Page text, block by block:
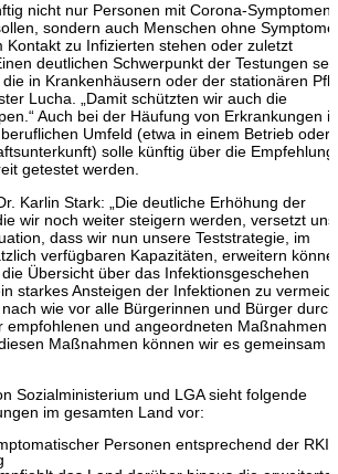
nicht nur Personen mit Corona-Symptomen
sondern auch Menschen ohne
Kontakt zu Infizierten stehen oder zuletzt
deutlichen Schwerpunkt der Testungen
in Krankenhäusern oder der stationären
Lucha. „Damit schützten wir auch die
Auch bei der Häufung von Erkrankungen
Umfeld (etwa in einem Betrieb oder
solle künftig über die
getestet werden.
Karlin Stark: „Die deutliche Erhöhung der
wir noch weiter steigern werden, versetzt
dass wir nun unsere Teststrategie, im
verfügbaren Kapazitäten, erweitern
Übersicht über das Infektionsgeschehen
starkes Ansteigen der Infektionen zu
wie vor alle Bürgerinnen und Bürger durch
empfohlenen und angeordneten Maßnahmen
Maßnahmen können wir es gemeinsam
Sozialministerium und LGA sieht folgende
im gesamten Land vor:
Personen entsprechend der RKI-